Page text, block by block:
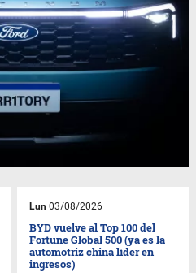
Lun 03/08/2026
BYD vuelve al Top 100 del
Fortune Global 500 (ya es la
automotriz china líder en
ingresos)